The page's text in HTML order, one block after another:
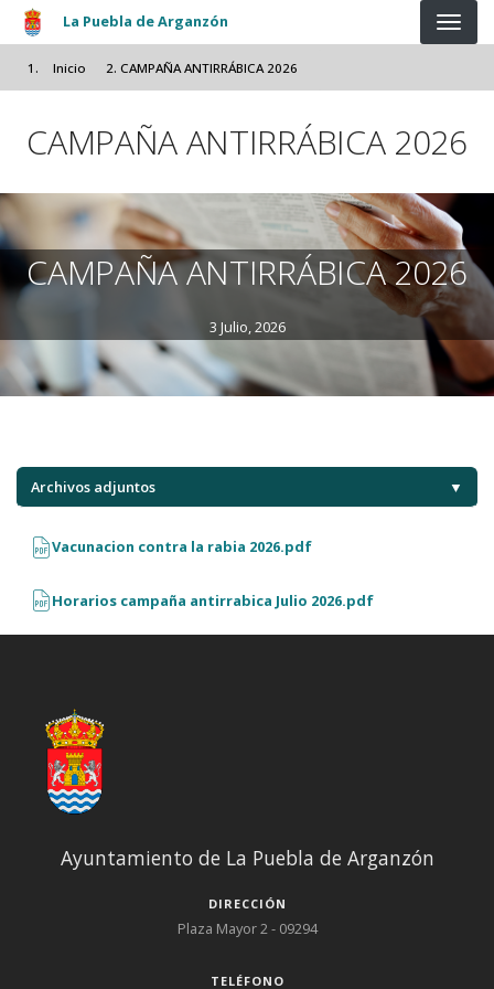
Pasar al contenido principal
La Puebla de Arganzón
Inicio CAMPAÑA ANTIRRÁBICA 2026
CAMPAÑA ANTIRRÁBICA 2026
CAMPAÑA ANTIRRÁBICA 2026
3 Julio, 2026
Archivos adjuntos ▼
Vacunacion contra la rabia 2026.pdf
Horarios campaña antirrabica Julio 2026.pdf
Ayuntamiento de La Puebla de Arganzón
DIRECCIÓN
Plaza Mayor 2 - 09294
TELÉFONO